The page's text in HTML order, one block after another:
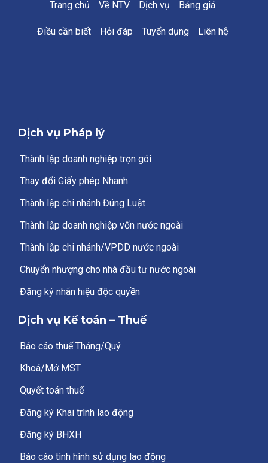
Trang chủ Về NTV Dịch vụ Bảng giá
Điều cần biết Hỏi đáp Tuyển dụng Liên hệ
Dịch vụ Pháp lý
Thành lập doanh nghiệp trọn gói
Thay đổi Giấy phép Nhanh
Thành lập chi nhánh Đúng Luật
Thành lập doanh nghiệp vốn nước ngoài
Thành lập chi nhánh/VPDD nước ngoài
Chuyển nhượng cho nhà đầu tư nước ngoài
Đăng ký nhãn hiệu độc quyền
Dịch vụ Kế toán – Thuế
Báo cáo thuế Tháng/Quý
Khoá/Mở MST
Quyết toán thuế
Đăng ký Khai trình lao động
Đăng ký BHXH
Báo cáo tình hình sử dụng lao động